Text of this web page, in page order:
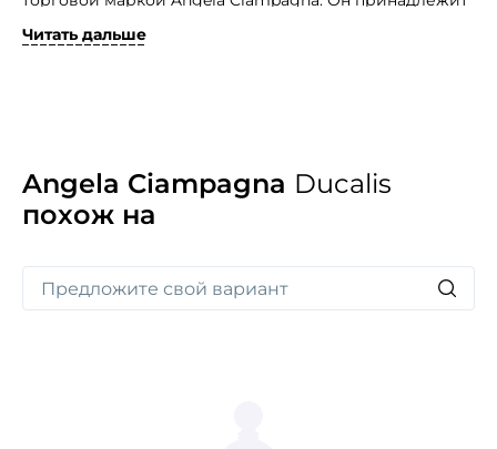
легким, чувственным и таинственным звучанием.
Читать дальше
Angela Ciampagna Ducalis
похож на